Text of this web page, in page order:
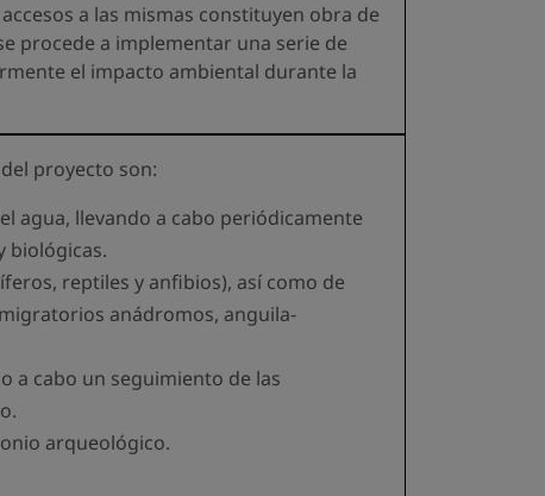
a las mismas constituyen obra de
procede a implementar una serie de
el impacto ambiental durante la
proyecto son:
agua, llevando a cabo periódicamente
biológicas.
reptiles y anfibios), así como de
anádromos, anguila-
a cabo un seguimiento de las
arqueológico.